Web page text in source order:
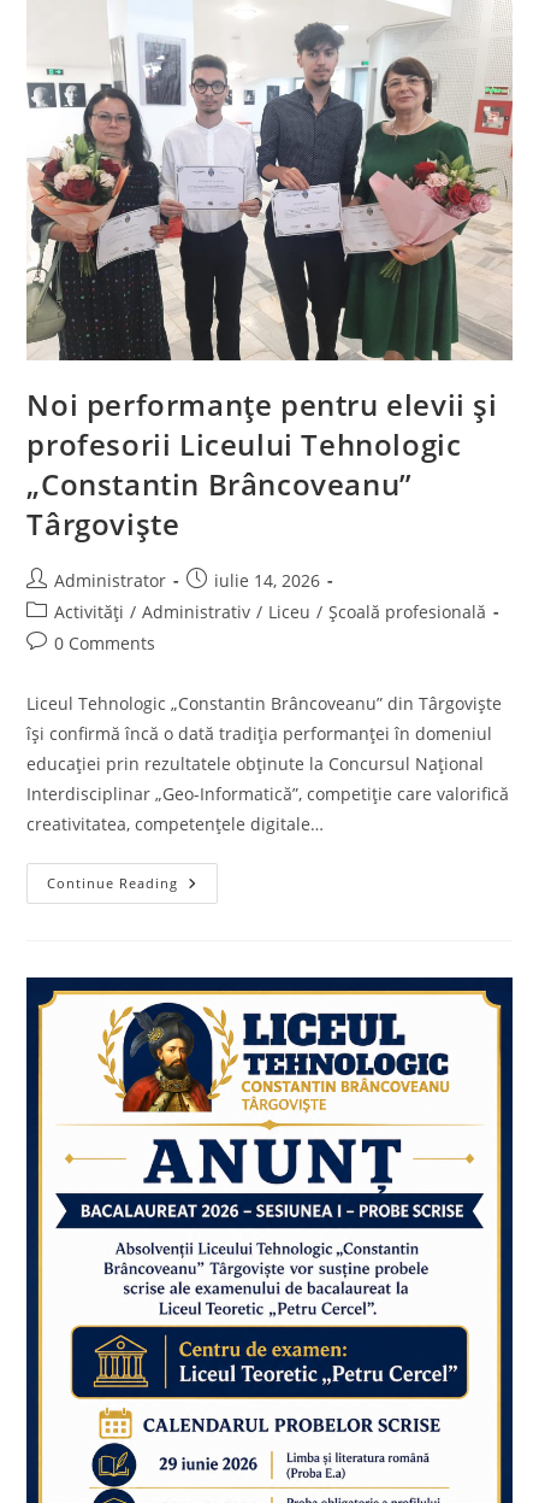
Noi performanțe pentru elevii și
profesorii Liceului Tehnologic
„Constantin Brâncoveanu”
Târgoviște
Post
author:
Administrator
Post
published:
iulie 14, 2026
Post
category:
Activități / Administrativ / Liceu / Școală profesională
Post0 Comments
Liceul Tehnologic „Constantin Brâncoveanu” din Târgoviște
își confirmă încă o dată tradiția performanței în domeniul
educației prin rezultatele obținute la Concursul Național
Interdisciplinar „Geo-Informatică”, competiție care valorifică
creativitatea, competențele digitale…
Continue Reading Noi
Performanțe
Liceului
Tehnologic
„Constantin
Brâncoveanu”
Târgoviște